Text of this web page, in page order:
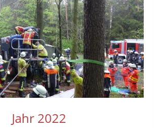
Jahr 2022